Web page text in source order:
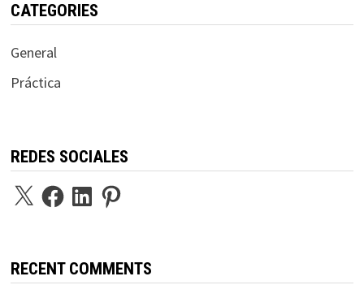
CATEGORIES
General
Práctica
REDES SOCIALES
X FacebookLinkedInPinterest
RECENT COMMENTS